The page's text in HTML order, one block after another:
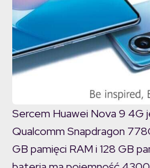
Sercem Huawei Nova 9 4G
Qualcomm Snapdragon
GB pamięci RAM i 128 GB